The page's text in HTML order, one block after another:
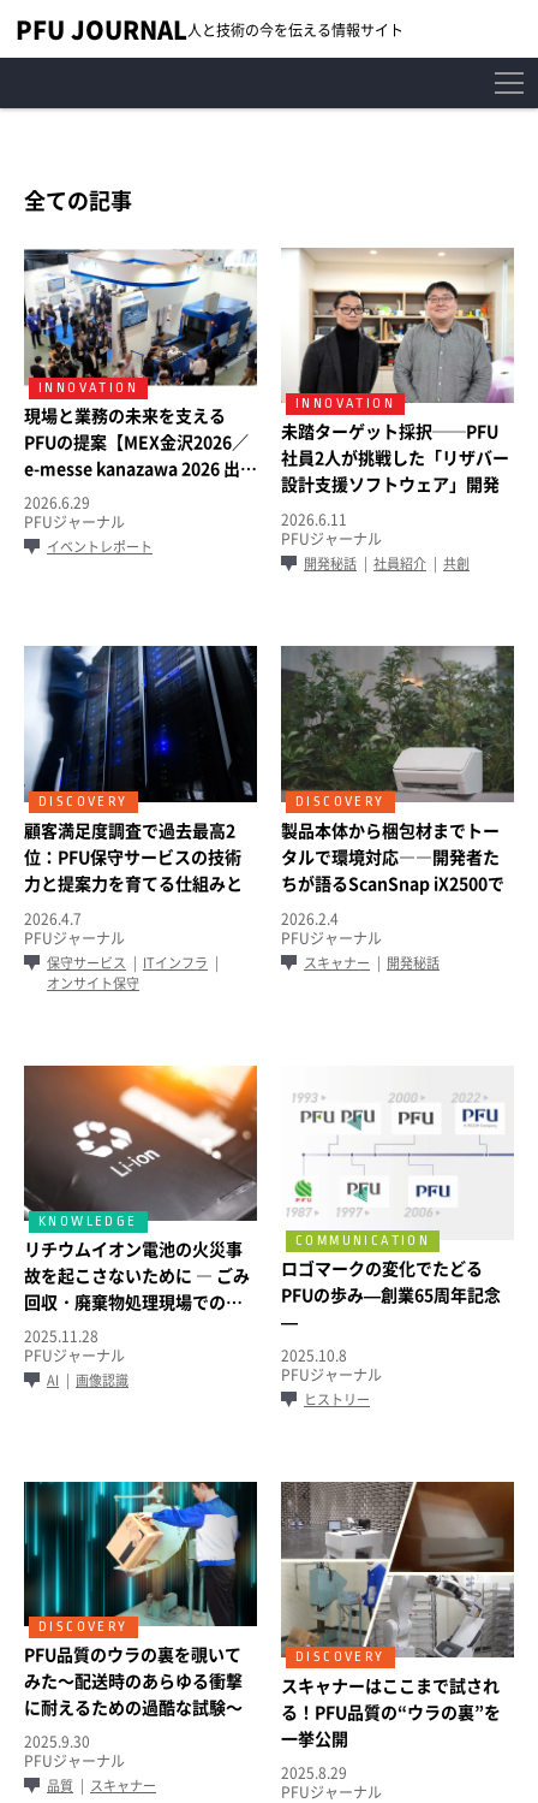
PFU JOURNAL人と技術の今を伝える情報サイト
全ての記事
現場と業務の未来を支える
PFUの提案【MEX金沢2026／
e-messe kanazawa 2026 出展
レポート】
2026.6.29
PFUジャーナル
イベントレポート
未踏ターゲット採択──PFU
社員2人が挑戦した「リザバー
設計支援ソフトウェア」開発
ストーリー
2026.6.11
PFUジャーナル
開発秘話 社員紹介 共創
顧客満足度調査で過去最高2
位：PFU保守サービスの技術
力と提案力を育てる仕組みと
は
2026.4.7
PFUジャーナル
保守サービス
ITインフラ
オンサイト保守
製品本体から梱包材までトー
タルで環境対応――開発者た
ちが語るScanSnap iX2500で
実現した環境配慮設計
2026.2.4
PFUジャーナル
スキャナー 開発秘話
リチウムイオン電池の火災事
故を起こさないために ― ごみ
回収・廃棄物処理現場での防
止策と最新技術
2025.11.28
PFUジャーナル
AI 画像認識
ロゴマークの変化でたどる
PFUの歩み—創業65周年記念
—
2025.10.8
PFUジャーナル
ヒストリー
PFU品質のウラの裏を覗いて
みた～配送時のあらゆる衝撃
に耐えるための過酷な試験～
2025.9.30
PFUジャーナル
品質 スキャナー
スキャナーはここまで試され
る！PFU品質の“ウラの裏”を
一挙公開
2025.8.29
PFUジャーナル